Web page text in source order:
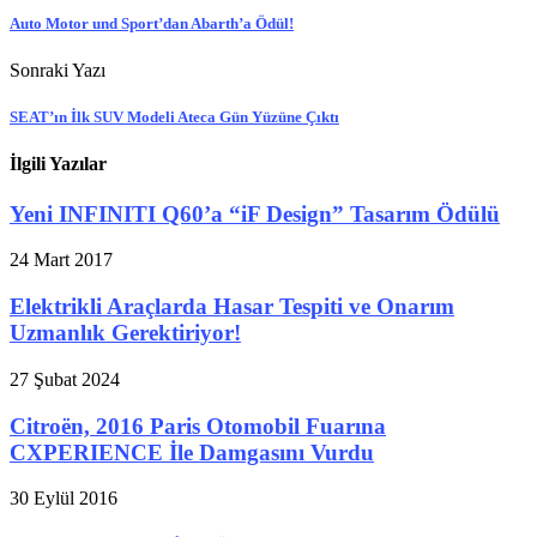
Auto Motor und Sport’dan Abarth’a Ödül!
Sonraki Yazı
SEAT’ın İlk SUV Modeli Ateca Gün Yüzüne Çıktı
İlgili Yazılar
Yeni INFINITI Q60’a “iF Design” Tasarım Ödülü
24 Mart 2017
Elektrikli Araçlarda Hasar Tespiti ve Onarım
Uzmanlık Gerektiriyor!
27 Şubat 2024
Citroën, 2016 Paris Otomobil Fuarına
CXPERIENCE İle Damgasını Vurdu
30 Eylül 2016